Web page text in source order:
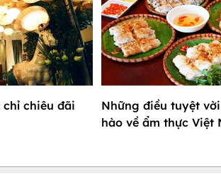
chiêu đãi
Những điều tuyệt
hào về ẩm thực Việt